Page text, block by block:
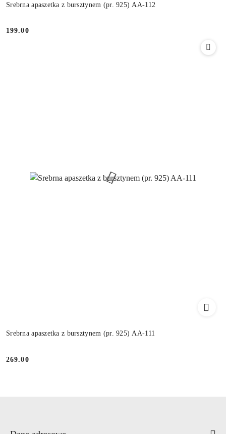
Srebrna apaszetka z bursztynem (pr. 925) AA-112
Cena:
199.00
Srebrna apaszetka z bursztynem (pr. 925) AA-111
Cena:
269.00